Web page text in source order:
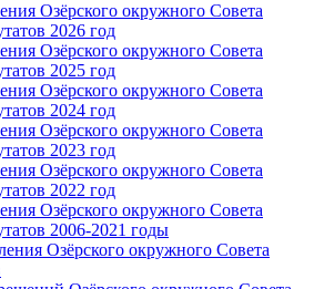
Озёрского окружного Совета
2026 год
Озёрского окружного Совета
2025 год
Озёрского окружного Совета
2024 год
Озёрского окружного Совета
2023 год
Озёрского окружного Совета
2022 год
Озёрского окружного Совета
2006-2021 годы
Озёрского окружного Совета